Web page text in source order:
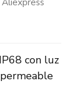
Aliexpress
con luz